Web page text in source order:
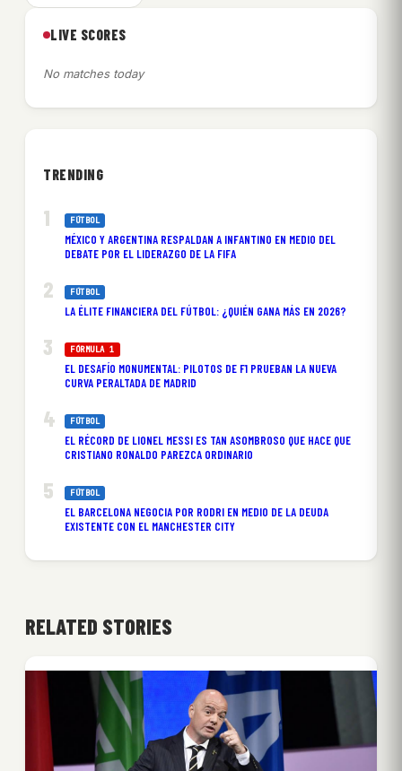
LIVE SCORES
No matches today
TRENDING
FÚTBOL
MÉXICO Y ARGENTINA RESPALDAN A INFANTINO EN MEDIO DEL
DEBATE POR EL LIDERAZGO DE LA FIFA
FÚTBOL
LA ÉLITE FINANCIERA DEL FÚTBOL: ¿QUIÉN GANA MÁS EN 2026?
FÓRMULA 1
EL DESAFÍO MONUMENTAL: PILOTOS DE F1 PRUEBAN LA NUEVA
CURVA PERALTADA DE MADRID
FÚTBOL
EL RÉCORD DE LIONEL MESSI ES TAN ASOMBROSO QUE HACE QUE
CRISTIANO RONALDO PAREZCA ORDINARIO
FÚTBOL
EL BARCELONA NEGOCIA POR RODRI EN MEDIO DE LA DEUDA
EXISTENTE CON EL MANCHESTER CITY
RELATED STORIES